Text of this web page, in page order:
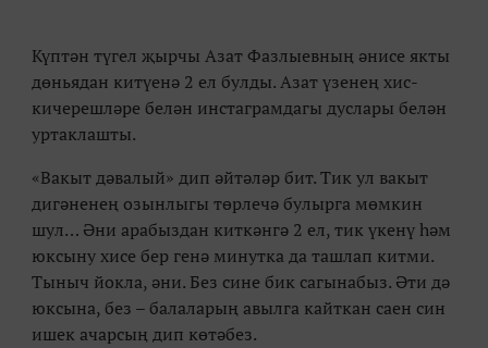
Күптән түгел җырчы Азат Фазлыевның әнисе якты
дөньядан китүенә 2 ел булды. Азат үзенең хис-
кичерешләре белән инстаграмдагы дуслары белән
уртаклашты.
«Вакыт дәвалый» дип әйтәләр бит. Тик ул вакыт
дигәненең озынлыгы төрлечә булырга мөмкин
шул… Әни арабыздан киткәнгә 2 ел, тик үкенү һәм
юксыну хисе бер генә минутка да ташлап китми.
Тыныч йокла, әни. Без сине бик сагынабыз. Әти дә
юксына, без – балаларың авылга кайткан саен син
ишек ачарсың дип көтәбез.